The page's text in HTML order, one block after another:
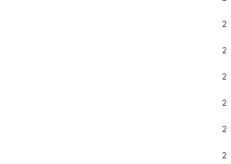
2
2
2
2
2
2